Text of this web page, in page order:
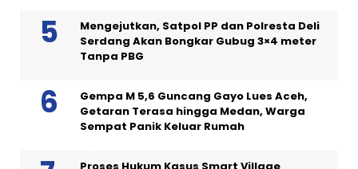
Mengejutkan, Satpol PP dan Polresta Deli
Serdang Akan Bongkar Gubug 3×4 meter
Tanpa PBG
Gempa M 5,6 Guncang Gayo Lues Aceh,
Getaran Terasa hingga Medan, Warga
Sempat Panik Keluar Rumah